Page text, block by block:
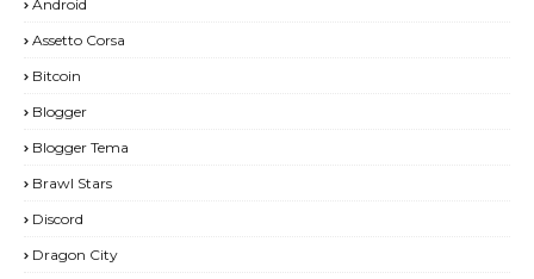
Android
Assetto Corsa
Bitcoin
Blogger
Blogger Tema
Brawl Stars
Discord
Dragon City